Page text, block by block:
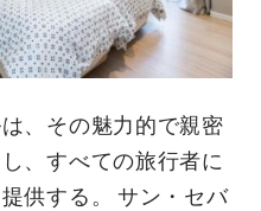
、その魅力的で親密
、すべての旅行者に
供する。 サン・セバ